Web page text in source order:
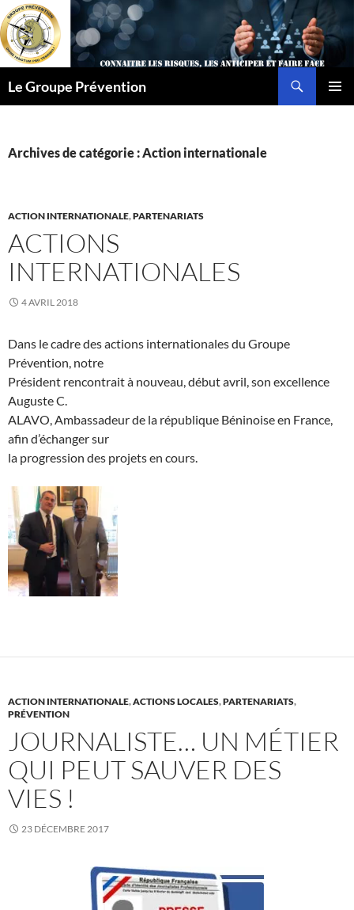
Aller
au
contenu
Le Groupe Prévention
Archives de catégorie : Action internationale
ACTION INTERNATIONALE,PARTENARIATS
ACTIONS
INTERNATIONALES
4 AVRIL 2018
Dans le cadre des actions internationales du Groupe
Prévention, notre
Président rencontrait à nouveau, début avril, son excellence
Auguste C.
ALAVO, Ambassadeur de la république Béninoise en France,
afin d’échanger sur
la progression des projets en cours.
ACTION INTERNATIONALE,ACTIONS LOCALES,PARTENARIATS,
PRÉVENTION
JOURNALISTE… UN MÉTIER
QUI PEUT SAUVER DES
VIES !
23 DÉCEMBRE 2017